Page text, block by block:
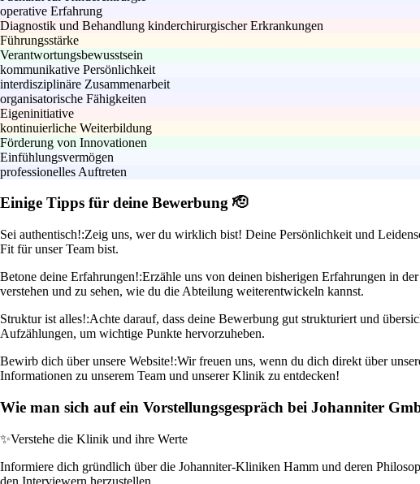
operative Erfahrung
Diagnostik und Behandlung kinderchirurgischer Erkrankungen
Führungsstärke
Verantwortungsbewusstsein
kommunikative Persönlichkeit
interdisziplinäre Zusammenarbeit
organisatorische Fähigkeiten
Eigeninitiative
kontinuierliche Weiterbildung
Förderung von Innovationen
Einfühlungsvermögen
professionelles Auftreten
Einige Tipps für deine Bewerbung 🫡
Sei authentisch!:Zeig uns, wer du wirklich bist! Deine Persönlichkeit und
Fit für unser Team bist.
Betone deine Erfahrungen!:Erzähle uns von deinen bisherigen Erfahrungen in
verstehen und zu sehen, wie du die Abteilung weiterentwickeln kannst.
Struktur ist alles!:Achte darauf, dass deine Bewerbung gut strukturiert und
Aufzählungen, um wichtige Punkte hervorzuheben.
Bewirb dich über unsere Website!:Wir freuen uns, wenn du dich direkt über
Informationen zu unserem Team und unserer Klinik zu entdecken!
Wie man sich auf ein Vorstellungsgespräch bei Johanniter
✨Verstehe die Klinik und ihre Werte
Informiere dich gründlich über die Johanniter-Kliniken Hamm und deren
den Interviewern herzustellen.